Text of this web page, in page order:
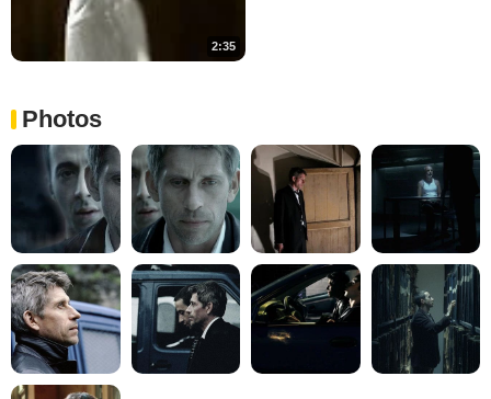
2:35
Photos